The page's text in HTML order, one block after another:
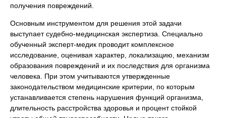
получения повреждений.
Основным инструментом для решения этой задачи
выступает судебно-медицинская экспертиза. Специально
обученный эксперт-медик проводит комплексное
исследование, оценивая характер, локализацию, механизм
образования повреждений и их последствия для организма
человека. При этом учитываются утвержденные
законодательством медицинские критерии, по которым
устанавливается степень нарушения функций организма,
длительность расстройства здоровья и процент стойкой